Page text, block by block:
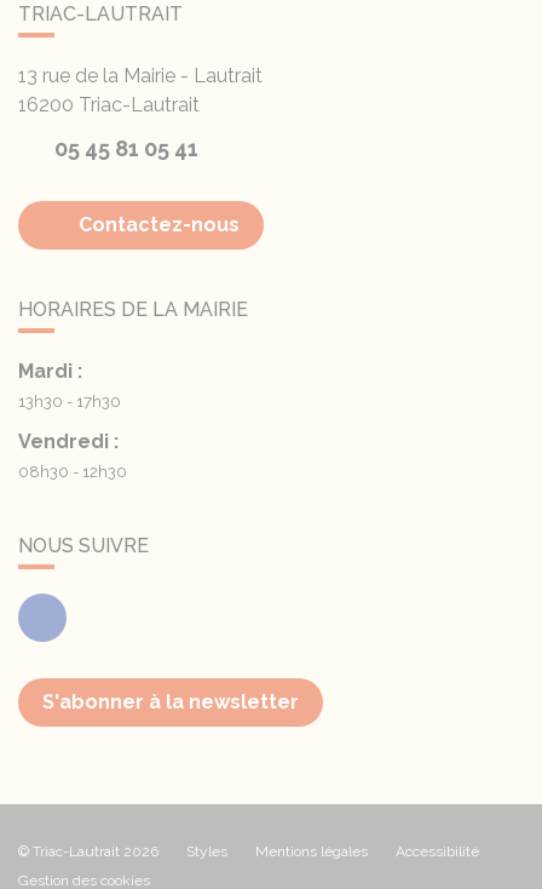
TRIAC-LAUTRAIT
13 rue de la Mairie - Lautrait
16200 Triac-Lautrait
05 45 81 05 41
Contactez-nous
HORAIRES DE LA MAIRIE
Mardi :
13h30 - 17h30
Vendredi :
08h30 - 12h30
NOUS SUIVRE
Facebook
S'abonner à la newsletter
© Triac-Lautrait 2026 Styles Mentions légales
Accessibilité
Gestion des cookies